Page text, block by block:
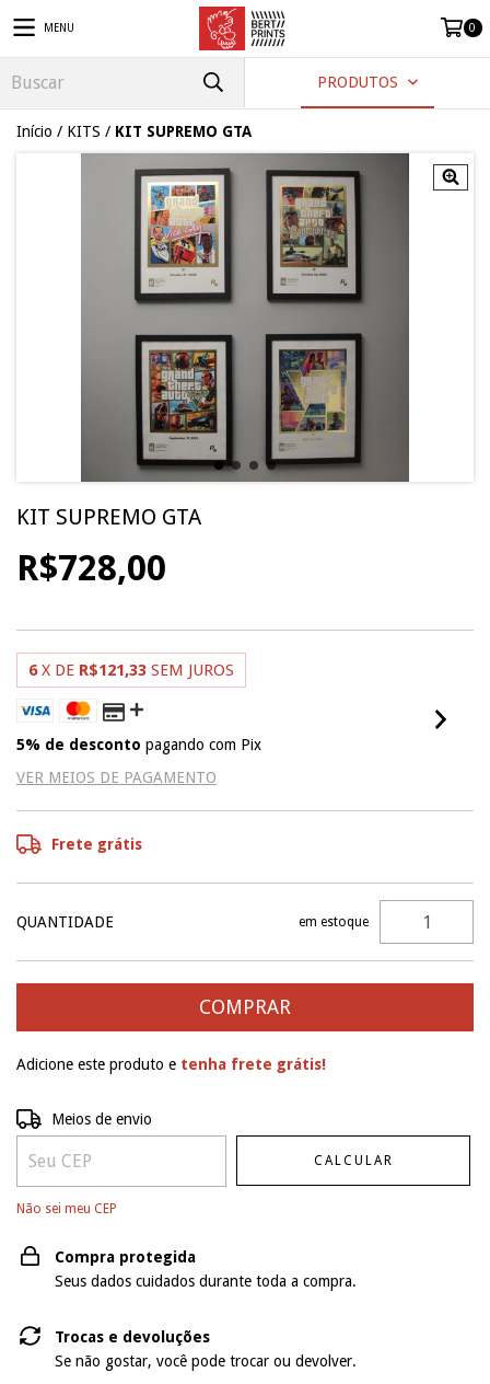
MENU 0
PRODUTOS
Início / KITS / KIT SUPREMO GTA
KIT SUPREMO GTA
R$728,00
6 X DE R$121,33 SEM JUROS
5% de desconto pagando com Pix
VER MEIOS DE PAGAMENTO
Frete grátis
QUANTIDADE em estoque
Adicione este produto e tenha frete grátis!
Entregas para o CEP:
Meios de envio
CALCULAR
Não sei meu CEP
Compra protegida
Seus dados cuidados durante toda a compra.
Trocas e devoluções
Se não gostar, você pode trocar ou devolver.